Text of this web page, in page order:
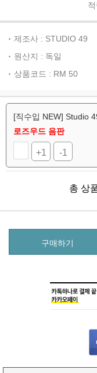
제조사 : STUDIO 49
원산지 : 독일
상품코드 : RM 50
[직수입 NEW] Studio
로즈우드 음판
+1 -1
총 상
구매하기